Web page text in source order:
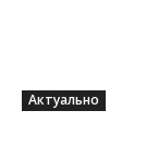
Актуально